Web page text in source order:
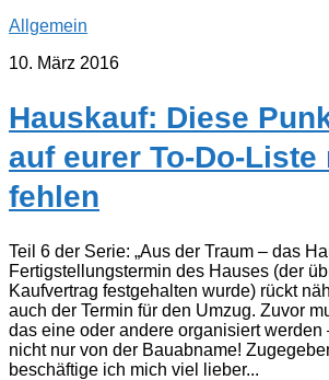
Allgemein
10. März 2016
Hauskauf: Diese
auf eurer To-Do-Liste
fehlen
Teil 6 der Serie: „Aus der Traum – das
Fertigstellungstermin des Hauses (der
Kaufvertrag festgehalten wurde) rückt
auch der Termin für den Umzug. Zuvor
das eine oder andere organisiert werden
nicht nur von der Bauabname!
beschäftige ich mich viel lieber...